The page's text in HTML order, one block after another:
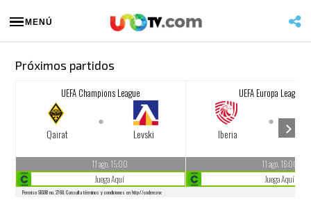
MENÚ
Próximos partidos